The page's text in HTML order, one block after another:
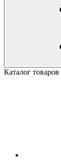
Каталог товаров